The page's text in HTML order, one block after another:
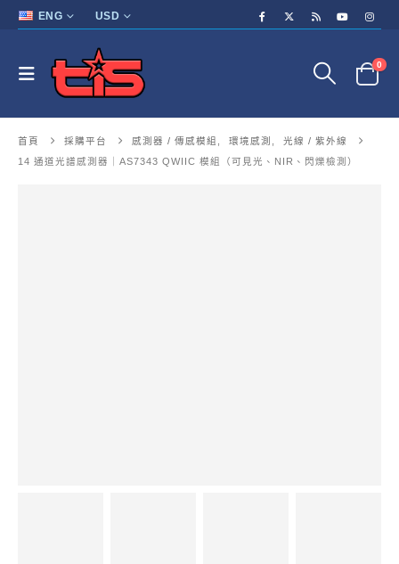
ENG USD
0
首頁 採購平台 感測器 / 傳感模組 環境感測
光線 / 紫外線
14 通道光譜感測器｜AS7343 QWIIC 模組（可見光、NIR、閃爍檢測）